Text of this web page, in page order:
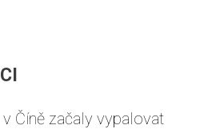
Číně začaly vypalovat